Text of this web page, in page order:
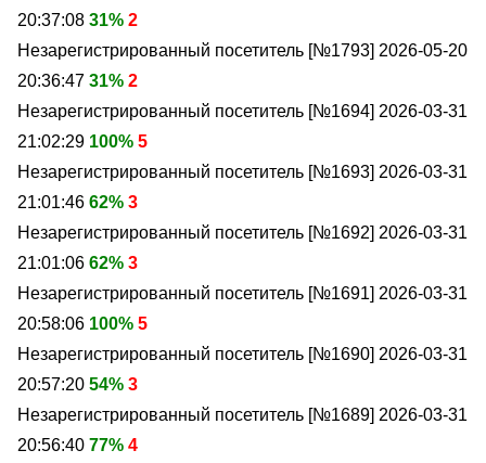
20:37:08 31% 2
Незарегистрированный посетитель [№1793] 2026-05-20
20:36:47 31% 2
Незарегистрированный посетитель [№1694] 2026-03-31
21:02:29 100% 5
Незарегистрированный посетитель [№1693] 2026-03-31
21:01:46 62% 3
Незарегистрированный посетитель [№1692] 2026-03-31
21:01:06 62% 3
Незарегистрированный посетитель [№1691] 2026-03-31
20:58:06 100% 5
Незарегистрированный посетитель [№1690] 2026-03-31
20:57:20 54% 3
Незарегистрированный посетитель [№1689] 2026-03-31
20:56:40 77% 4